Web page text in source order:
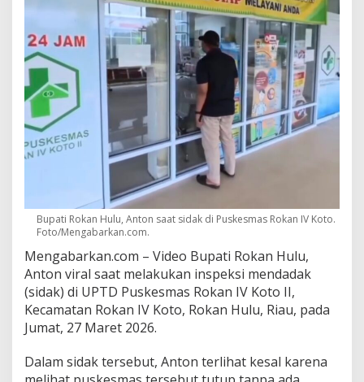
Bupati Rokan Hulu, Anton saat sidak di Puskesmas Rokan IV Koto.
Foto/Mengabarkan.com.
Mengabarkan.com – Video Bupati Rokan Hulu,
Anton viral saat melakukan inspeksi mendadak
(sidak) di UPTD Puskesmas Rokan IV Koto II,
Kecamatan Rokan IV Koto, Rokan Hulu, Riau, pada
Jumat, 27 Maret 2026.
Dalam sidak tersebut, Anton terlihat kesal karena